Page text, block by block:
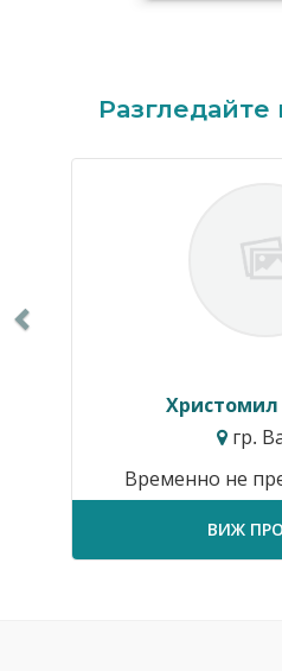
Христомил
гр.
Временно не
ВИЖ